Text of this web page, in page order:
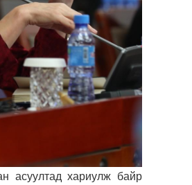
асуултад хариулж байр